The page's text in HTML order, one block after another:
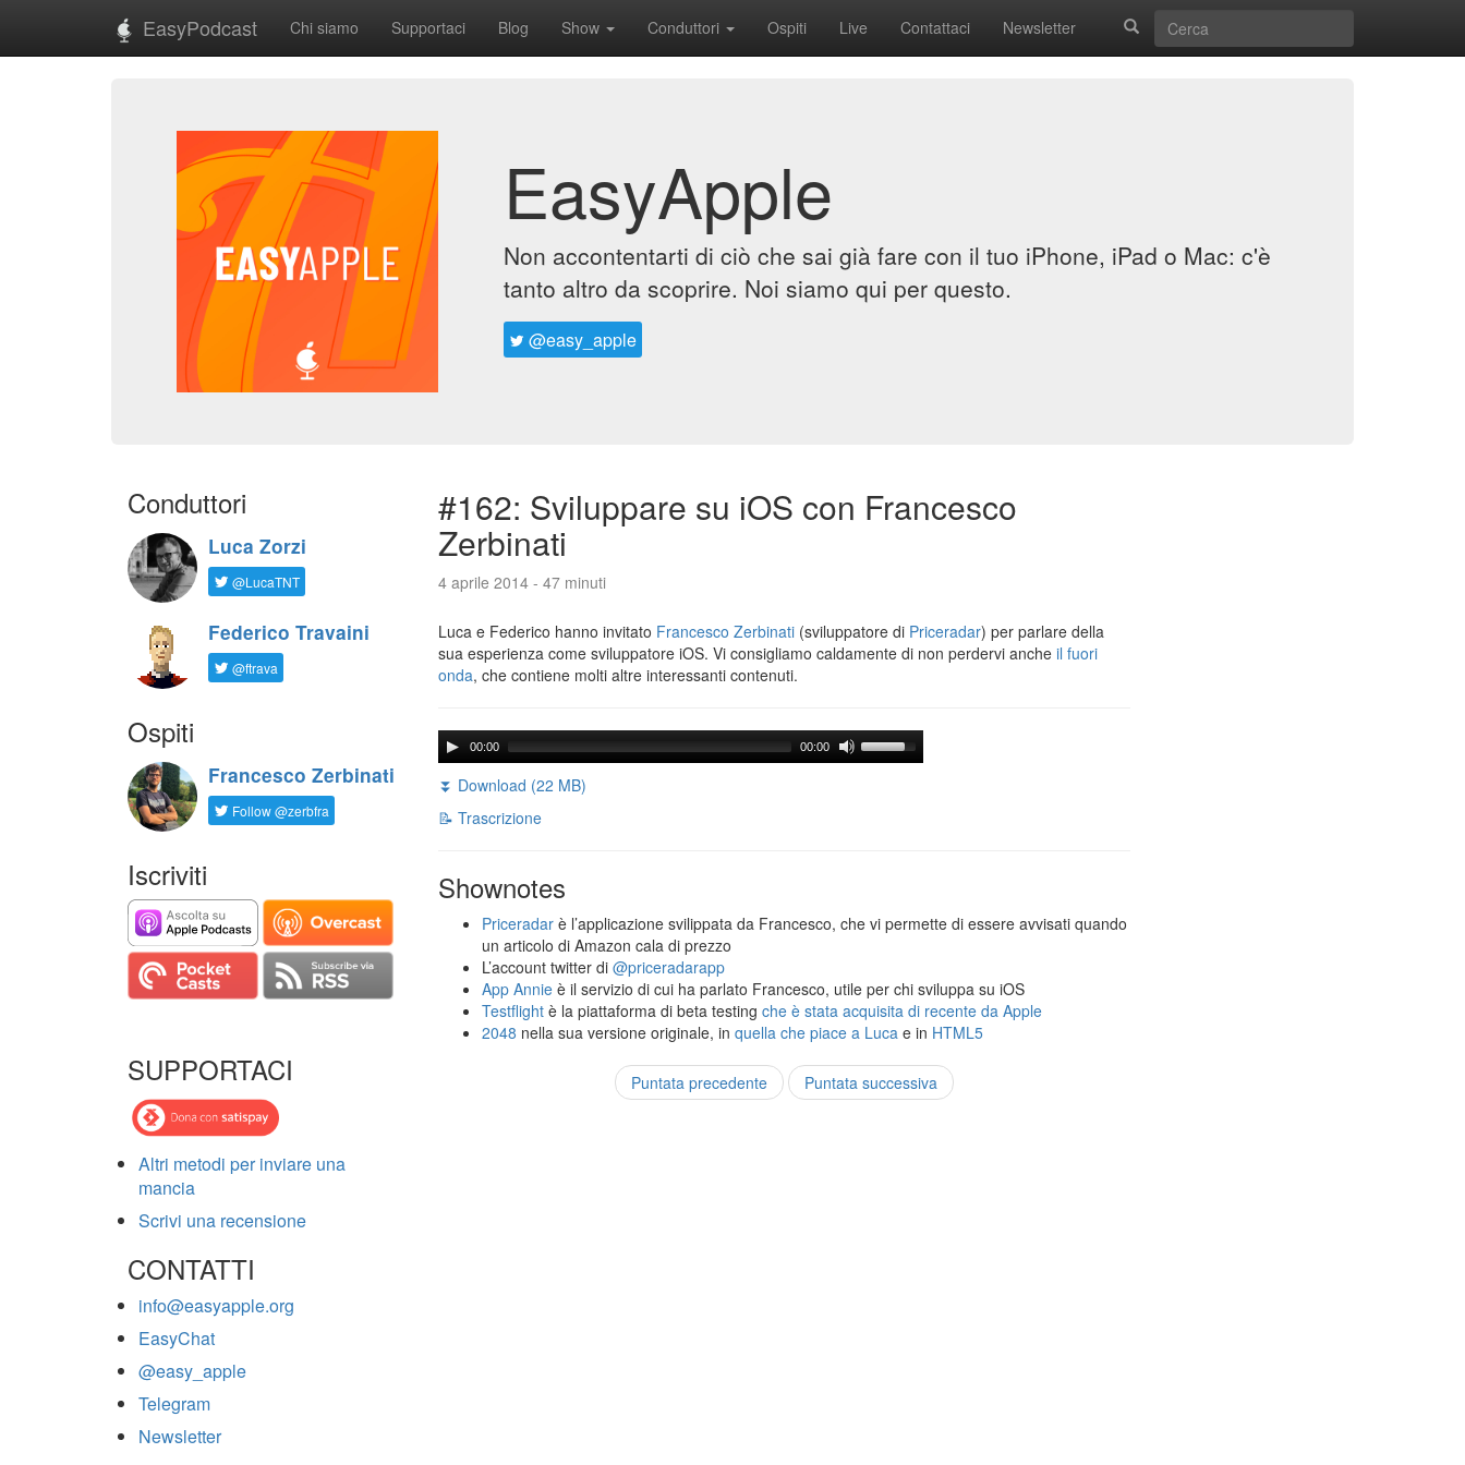
EasyPodcast Chi siamo Supportaci Blog Show Conduttori Ospiti Live Contattaci Newsletter
EasyApple
Non accontentarti di ciò che sai già fare con il tuo iPhone, iPad o Mac: c'è
tanto altro da scoprire. Noi siamo qui per questo.
@easy_apple
Conduttori
Luca Zorzi
@LucaTNT
Federico Travaini
@ftrava
Ospiti
Francesco Zerbinati
Follow @zerbfra
Iscriviti
SUPPORTACI
Altri metodi per inviare una
mancia
Scrivi una recensione
CONTATTI
info@easyapple.org
EasyChat
@easy_apple
Telegram
Newsletter
#162: Sviluppare su iOS con Francesco
Zerbinati
4 aprile 2014 - 47 minuti
Luca e Federico hanno invitato Francesco Zerbinati (sviluppatore di Priceradar) per parlare della
sua esperienza come sviluppatore iOS. Vi consigliamo caldamente di non perdervi anche il fuori
onda, che contiene molti altre interessanti contenuti.
00:00 00:00
⏬ Download (22 MB)
📝 Trascrizione
Shownotes
Priceradar è l’applicazione svilippata da Francesco, che vi permette di essere avvisati quando
un articolo di Amazon cala di prezzo
L’account twitter di @priceradarapp
App Annie è il servizio di cui ha parlato Francesco, utile per chi sviluppa su iOS
Testflight è la piattaforma di beta testing che è stata acquisita di recente da Apple
2048 nella sua versione originale, in quella che piace a Luca e in HTML5
Puntata precedente Puntata successiva